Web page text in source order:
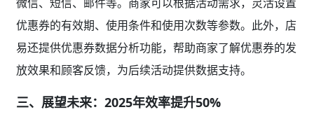
优惠券的有效期、使用条件和使用次数等参数。此外，店
易还提供优惠券数据分析功能，帮助商家了解优惠券的发
放效果和顾客反馈，为后续活动提供数据支持。
三、展望未来：2025年效率提升50%